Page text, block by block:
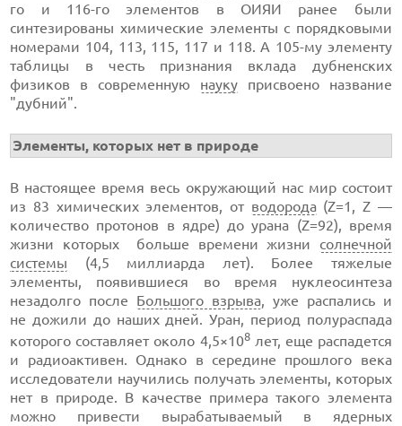
го и 116-го элементов в ОИЯИ ранее были
синтезированы химические элементы с порядковыми
номерами 104, 113, 115, 117 и 118. А 105-му элементу
таблицы в честь признания вклада дубненских
физиков в современную наукуприсвоено название
"дубний".
Элементы, которых нет в природе
В настоящее время весь окружающий нас мир состоит
из 83 химических элементов, от водорода(Z=1, Z —
количество протонов в ядре) до урана (Z=92), время
жизни которых больше времени жизни солнечной
системы (4,5 миллиарда лет). Более тяжелые
элементы, появившиеся во время нуклеосинтеза
незадолго после Большого взрыва, уже распались и
не дожили до наших дней. Уран, период полураспада
которого составляет около 4,5×108лет, еще распадется
и радиоактивен. Однако в середине прошлого века
исследователи научились получать элементы, которых
нет в природе. В качестве примера такого элемента
можно привести вырабатываемый в ядерных